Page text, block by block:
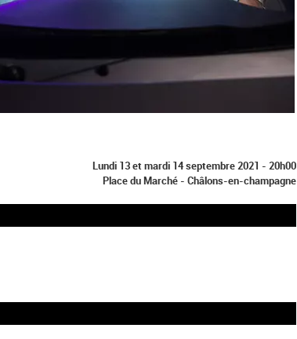
Lundi 13 et mardi 14 septembre 2021 - 20h00
Place du Marché - Châlons-en-champagne